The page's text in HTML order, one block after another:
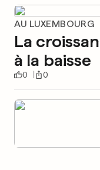
AU LUXEMBOURG
La
à la baisse
0 0